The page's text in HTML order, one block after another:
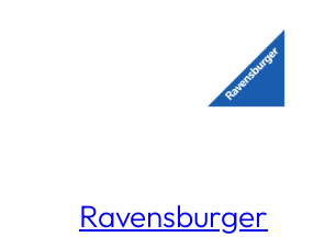
Ravensburger